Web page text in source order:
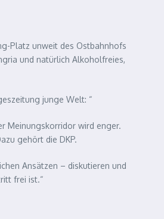
Platz unweit des Ostbahnhofs
und natürlich Alkoholfreies,
junge Welt: “
Meinungskorridor wird enger.
gehört die DKP.
Ansätzen – diskutieren und
frei ist.“